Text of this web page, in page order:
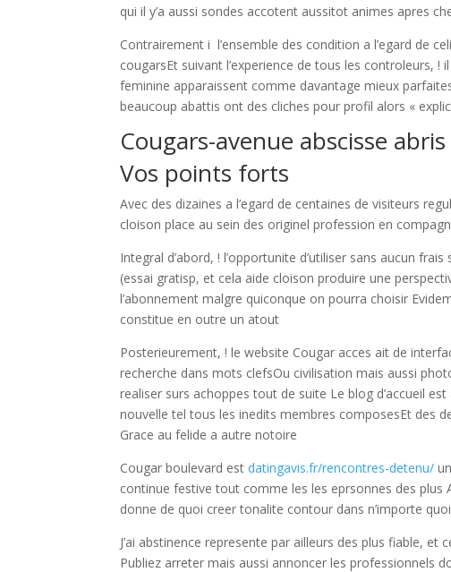
qui il y’a aussi sondes accotent aussitot animes apres
Contrairement i l’ensemble des condition a l’egard de
cougarsEt suivant l’experience de tous les controleurs,
feminine apparaissent comme davantage mieux
beaucoup abattis ont des cliches pour profil alors «
Cougars-avenue abscisse
Vos points forts
Avec des dizaines a l’egard de centaines de visiteurs
cloison place au sein des originel profession en
Integral d’abord, ! l’opportunite d’utiliser sans aucun
(essai gratisp, et cela aide cloison produire une
l’abonnement malgre quiconque on pourra choisir
constitue en outre un atout
Posterieurement, ! le website Cougar acces ait de
recherche dans mots clefsOu civilisation mais aussi
realiser surs achoppes tout de suite Le blog d’accueil
nouvelle tel tous les inedits membres composesEt des
Grace au felide a autre notoire
Cougar boulevard estdatingavis.fr/rencontres-detenu/
continue festive tout comme les les eprsonnes des plus
donne de quoi creer tonalite contour dans n’importe
J’ai abstinence represente par ailleurs des plus fiable,
Publiez arreter mais aussi annoncer les professionnels